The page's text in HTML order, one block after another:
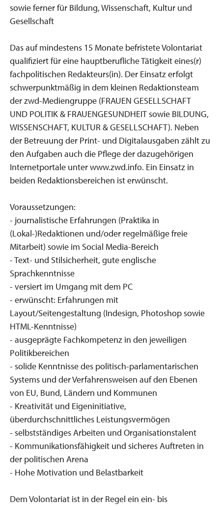
sowie ferner für Bildung, Wissenschaft, Kultur und
Gesellschaft
Das auf mindestens 15 Monate befristete Volontariat
qualifiziert für eine hauptberufliche Tätigkeit eines(r)
fachpolitischen Redakteurs(in). Der Einsatz erfolgt
schwerpunktmäßig in dem kleinen Redaktionsteam
der zwd-Mediengruppe (FRAUEN GESELLSCHAFT
UND POLITIK & FRAUENGESUNDHEIT sowie BILDUNG,
WISSENSCHAFT, KULTUR & GESELLSCHAFT). Neben
der Betreuung der Print- und Digitalausgaben zählt zu
den Aufgaben auch die Pflege der dazugehörigen
Internetportale unter www.zwd.info. Ein Einsatz in
beiden Redaktionsbereichen ist erwünscht.
Voraussetzungen:
- journalistische Erfahrungen (Praktika in
(Lokal-)Redaktionen und/oder regelmäßige freie
Mitarbeit) sowie im Social Media-Bereich
- Text- und Stilsicherheit, gute englische
Sprachkenntnisse
- versiert im Umgang mit dem PC
- erwünscht: Erfahrungen mit
Layout/Seitengestaltung (Indesign, Photoshop sowie
HTML-Kenntnisse)
- ausgeprägte Fachkompetenz in den jeweiligen
Politikbereichen
- solide Kenntnisse des politisch-parlamentarischen
Systems und der Verfahrensweisen auf den Ebenen
von EU, Bund, Ländern und Kommunen
- Kreativität und Eigeninitiative,
überdurchschnittliches Leistungsvermögen
- selbstständiges Arbeiten und Organisationstalent
- Kommunikationsfähigkeit und sicheres Auftreten in
der politischen Arena
- Hohe Motivation und Belastbarkeit
Dem Volontariat ist in der Regel ein ein- bis